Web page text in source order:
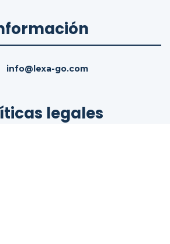
info@lexa-go.com
legales